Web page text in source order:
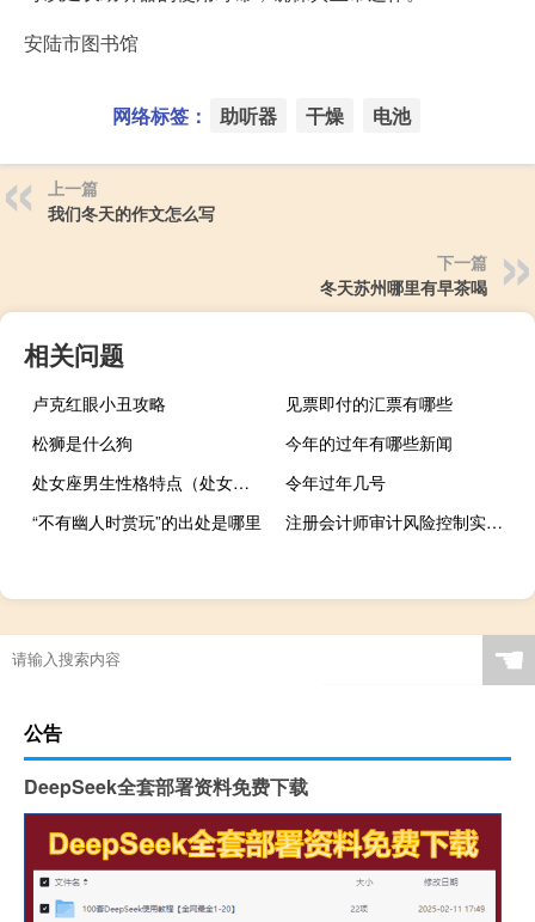
安陆市图书馆
网络标签： 助听器 干燥 电池
上一篇
我们冬天的作文怎么写
下一篇
冬天苏州哪里有早茶喝
相关问题
卢克红眼小丑攻略
见票即付的汇票有哪些
松狮是什么狗
今年的过年有哪些新闻
处女座男生性格特点（处女膜在）
令年过年几号
“不有幽人时赏玩”的出处是哪里
注册会计师审计风险控制实施现状
☚
公告
DeepSeek全套部署资料免费下载